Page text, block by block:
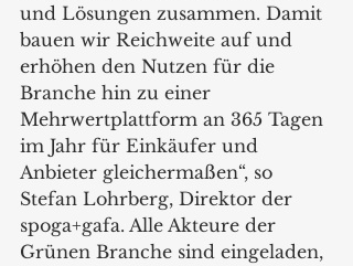
und Lösungen zusammen. Damit
bauen wir Reichweite auf und
erhöhen den Nutzen für die
Branche hin zu einer
Mehrwertplattform an 365 Tagen
im Jahr für Einkäufer und
Anbieter gleichermaßen“, so
Stefan Lohrberg, Direktor der
spoga+gafa. Alle Akteure der
Grünen Branche sind eingeladen,